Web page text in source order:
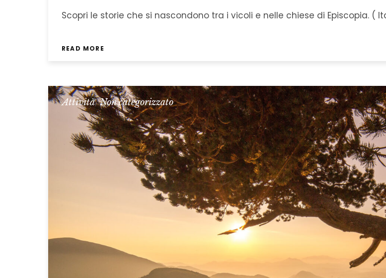
Scopri le storie che si nascondono tra i vicoli e nelle chiese di Episcopia. (
READ MORE
Attività,Non categorizzato